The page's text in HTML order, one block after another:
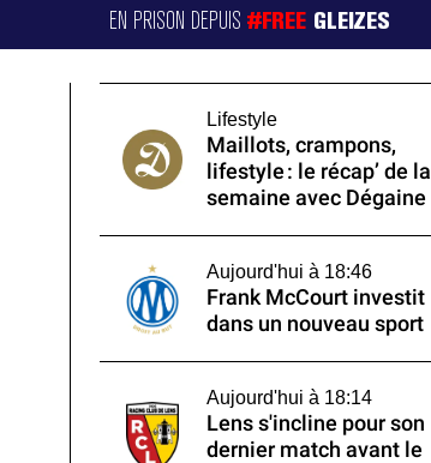
EN PRISON DEPUIS#FREE GLEIZES
Lifestyle
Maillots, crampons,
lifestyle : le récap’ de la
semaine avec Dégaine
Aujourd'hui à 18:46
Frank McCourt investit
dans un nouveau sport
Aujourd'hui à 18:14
Lens s'incline pour son
dernier match avant le